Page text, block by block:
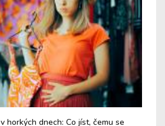
horkých dnech: Co jíst, čemu se